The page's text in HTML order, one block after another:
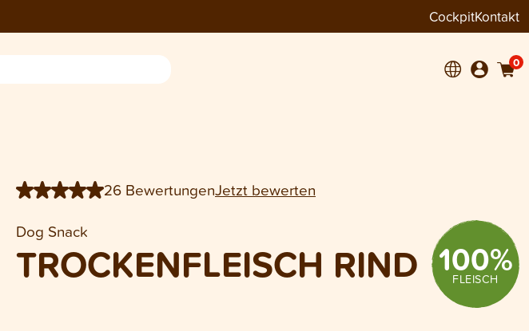
CockpitKontakt
0
200 g 1 kg − 1
26 BewertungenJetzt bewerten
Dog Snack
TROCKENFLEISCH RIND 100%
FLEISCH